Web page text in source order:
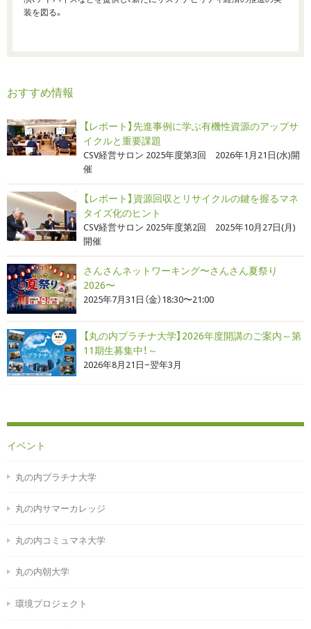
装を図る。
おすすめ情報
【レポート】先進事例に学ぶ有機性資源のアップサ
イクルと重要課題
CSV経営サロン 2025年度第3回 2026年1月21日(水)開
催
【レポート】資源回収とリサイクルの鍵を握るマネ
タイズ化のヒント
CSV経営サロン 2025年度第2回 2025年10月27日(月)
開催
さんさんネットワーキング〜さんさん夏祭り
2026〜
2025年7月31日（金）18:30〜21:00
【丸の内プラチナ大学】2026年度開講のご案内～第
11期生募集中！～
2026年8月21日−翌年3月
イベント
丸の内プラチナ大学
丸の内サマーカレッジ
丸の内コミュマネ大学
丸の内朝大学
環境プロジェクト